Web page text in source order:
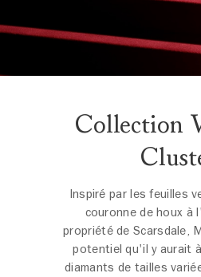
Collection
Inspiré par les feuilles
couronne de houx à
propriété de Scarsdale,
potentiel qu'il y aurait
diamants de tailles